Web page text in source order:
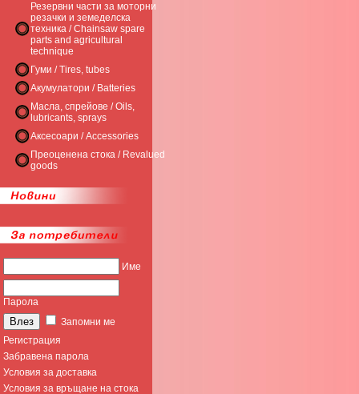
Резервни части за моторни
резачки и земеделска
техника / Chainsaw spare
parts and agricultural
technique
Гуми / Tires, tubes
Акумулатори / Batteries
Масла, спрейове / Oils,
lubricants, sprays
Аксесоари / Accessories
Преоценена стока / Revalued
goods
Име
Парола
Запомни ме
Регистрация
Забравена парола
Условия за доставка
Условия за връщане на стока